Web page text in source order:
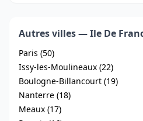
Autres villes — Ile De
Paris (50)
Issy-les-Moulineaux (22)
Boulogne-Billancourt (19)
Nanterre (18)
Meaux (17)